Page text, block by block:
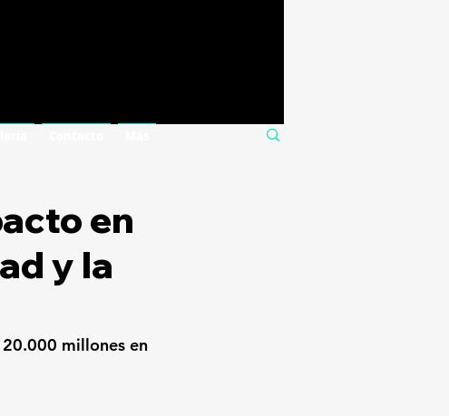
en
y la
millones en